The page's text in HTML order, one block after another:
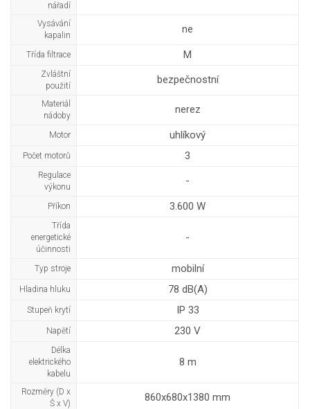
nářadí
Vysávání
kapalin
ne
Třída filtrace M
Zvláštní
použití
bezpečnostní
Materiál
nádoby
nerez
Motor uhlíkový
Počet motorů 3
Regulace
výkonu
-
Příkon 3.600 W
Třída
energetické
účinnosti
-
Typ stroje mobilní
Hladina hluku 78 dB(A)
Stupeň krytí IP 33
Napětí 230 V
Délka
elektrického
kabelu
8 m
Rozměry (D x
Š x V)
860x680x1380 mm